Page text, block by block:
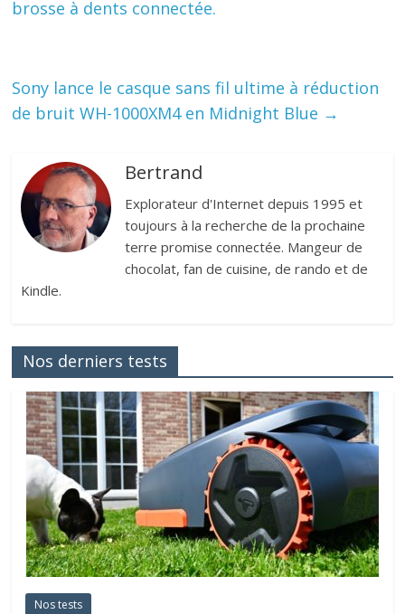
brosse à dents connectée.
Sony lance le casque sans fil ultime à réduction
de bruit WH-1000XM4 en Midnight Blue →
Bertrand
Explorateur d'Internet depuis 1995 et
toujours à la recherche de la prochaine
terre promise connectée. Mangeur de
chocolat, fan de cuisine, de rando et de
Kindle.
Nos derniers tests
Nos tests